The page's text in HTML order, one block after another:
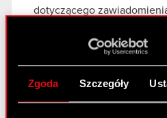
Zgoda Szczegóły
dotyczącego
o ofercie – nabycie lub